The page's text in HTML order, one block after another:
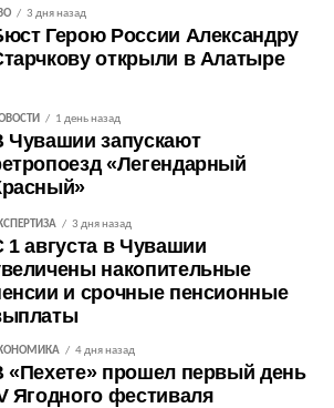
3 дня назад
Герою России Александру
открыли в Алатыре
1 день назад
Чувашии запускают
«Легендарный
3 дня назад
1 августа в Чувашии
накопительные
и срочные пенсионные
4 дня назад
«Пехете» прошел первый день
Ягодного фестиваля